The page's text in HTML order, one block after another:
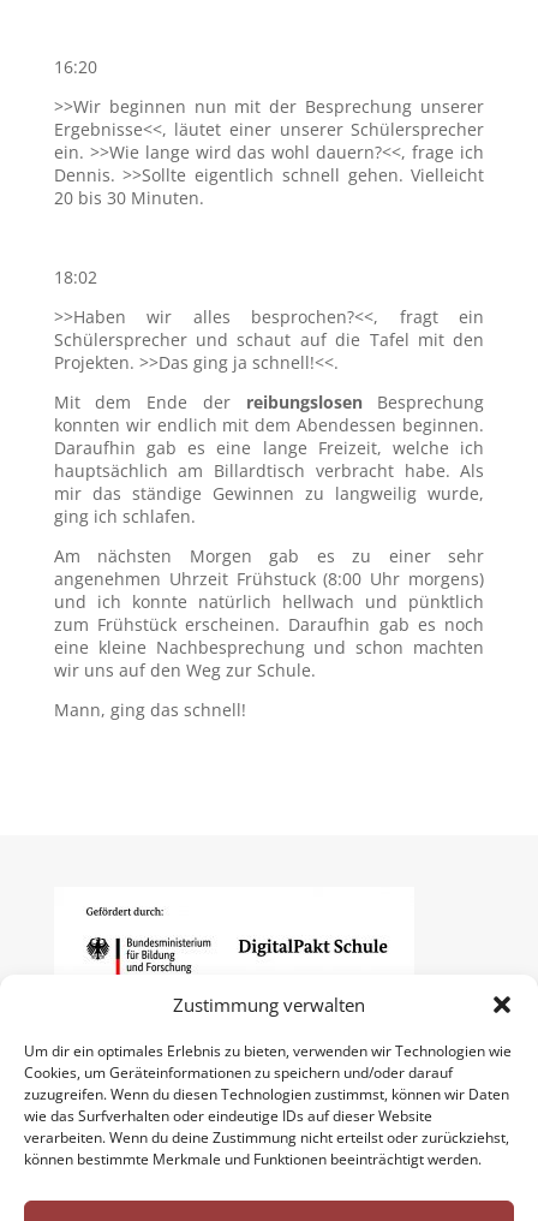
Zustimmung verwalten
Um dir ein optimales Erlebnis zu bieten, verwenden wir Technologien wie
Cookies, um Geräteinformationen zu speichern und/oder darauf
zuzugreifen. Wenn du diesen Technologien zustimmst, können wir Daten
wie das Surfverhalten oder eindeutige IDs auf dieser Website
verarbeiten. Wenn du deine Zustimmung nicht erteilst oder zurückziehst,
können bestimmte Merkmale und Funktionen beeinträchtigt werden.
16:20
>>Wir beginnen nun mit der Besprechung unserer
Ergebnisse<<, läutet einer unserer Schülersprecher
ein. >>Wie lange wird das wohl dauern?<<, frage ich
Dennis. >>Sollte eigentlich schnell gehen. Vielleicht
20 bis 30 Minuten.
18:02
>>Haben wir alles besprochen?<<, fragt ein
Schülersprecher und schaut auf die Tafel mit den
Projekten. >>Das ging ja schnell!<<.
Mit dem Ende der reibungslosen Besprechung
konnten wir endlich mit dem Abendessen beginnen.
Daraufhin gab es eine lange Freizeit, welche ich
hauptsächlich am Billardtisch verbracht habe. Als
mir das ständige Gewinnen zu langweilig wurde,
ging ich schlafen.
Am nächsten Morgen gab es zu einer sehr
angenehmen Uhrzeit Frühstuck (8:00 Uhr morgens)
und ich konnte natürlich hellwach und pünktlich
zum Frühstück erscheinen. Daraufhin gab es noch
eine kleine Nachbesprechung und schon machten
wir uns auf den Weg zur Schule.
Mann, ging das schnell!